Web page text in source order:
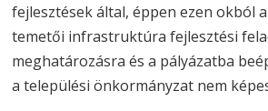
fejlesztések által, éppen ezen okból
temetői infrastruktúra fejlesztési
meghatározásra és a pályázatba
a települési önkormányzat nem